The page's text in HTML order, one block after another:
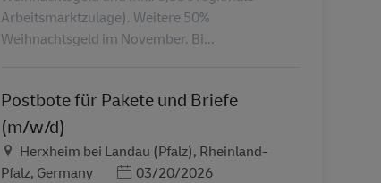
Arbeitsmarktzulage). Weitere 50%
Weihnachtsgeld im November. Bi...
Postbote für Pakete und Briefe
(m/w/d)
Местоположение
Herxheim bei Landau (Pfalz), Rheinland-
Pfalz, Germany
Дата публикации
03/20/2026